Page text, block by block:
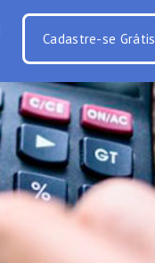
Cadastre-se Grátis